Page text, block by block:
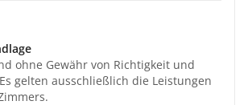
ohne Gewähr von Richtigkeit und
gelten ausschließlich die Leistungen